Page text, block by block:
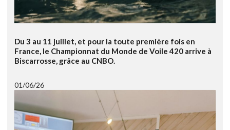
Du 3 au 11 juillet, et pour la toute première fois en
France, le Championnat du Monde de Voile 420 arrive à
Biscarrosse, grâce au CNBO.
01/06/26